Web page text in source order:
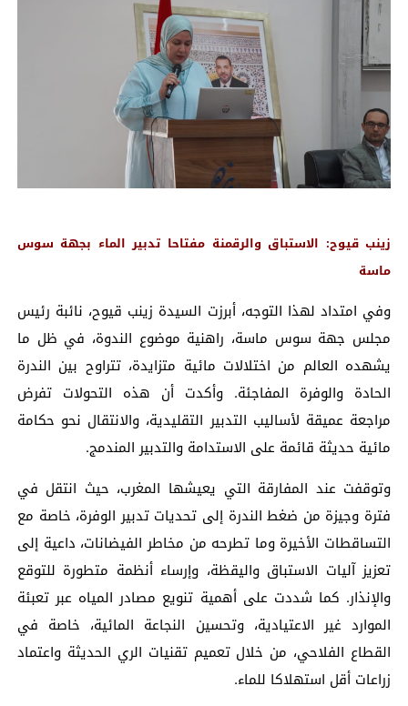
زينب قيوح: الاستباق والرقمنة مفتاحا تدبير الماء بجهة سوس
ماسة
وفي امتداد لهذا التوجه، أبرزت السيدة زينب قيوح، نائبة رئيس
مجلس جهة سوس ماسة، راهنية موضوع الندوة، في ظل ما
يشهده العالم من اختلالات مائية متزايدة، تتراوح بين الندرة
الحادة والوفرة المفاجئة. وأكدت أن هذه التحولات تفرض
مراجعة عميقة لأساليب التدبير التقليدية، والانتقال نحو حكامة
مائية حديثة قائمة على الاستدامة والتدبير المندمج.
وتوقفت عند المفارقة التي يعيشها المغرب، حيث انتقل في
فترة وجيزة من ضغط الندرة إلى تحديات تدبير الوفرة، خاصة مع
التساقطات الأخيرة وما تطرحه من مخاطر الفيضانات، داعية إلى
تعزيز آليات الاستباق واليقظة، وإرساء أنظمة متطورة للتوقع
والإنذار. كما شددت على أهمية تنويع مصادر المياه عبر تعبئة
الموارد غير الاعتيادية، وتحسين النجاعة المائية، خاصة في
القطاع الفلاحي، من خلال تعميم تقنيات الري الحديثة واعتماد
زراعات أقل استهلاكا للماء.